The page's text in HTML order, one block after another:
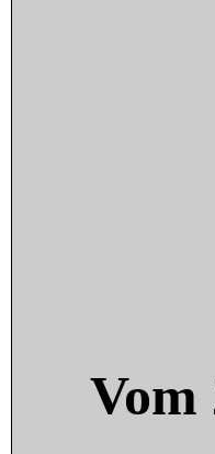
Vom